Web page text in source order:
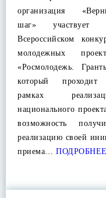
организация
шаг» участвует
Всероссийском
молодежных
«Росмолодежь.
который
рамках
национального
возможность
реализацию своей
приема… ПОДРОБНЕЕ